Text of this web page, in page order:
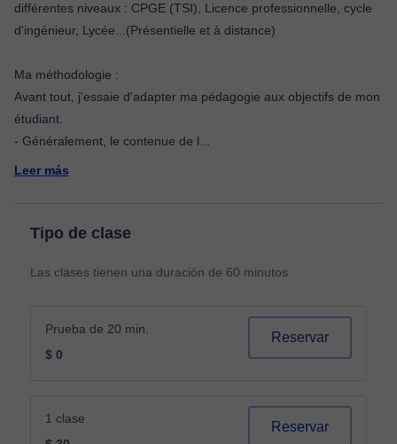
différentes niveaux : CPGE (TSI), Licence professionnelle, cycle
d'ingénieur, Lycée...(Présentielle et à distance)
Ma méthodologie :
Avant tout, j'essaie d'adapter ma pédagogie aux objectifs de mon
étudiant.
- Généralement, le contenue de l
Leer más
Tipo de clase
Las clases tienen una duración de 60 minutos
Prueba de 20 min.
$ 0
Reservar
1 clase
Reservar